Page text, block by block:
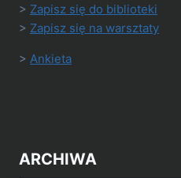
> Zapisz się do biblioteki
> Zapisz się na warsztaty
> Ankieta
ARCHIWA